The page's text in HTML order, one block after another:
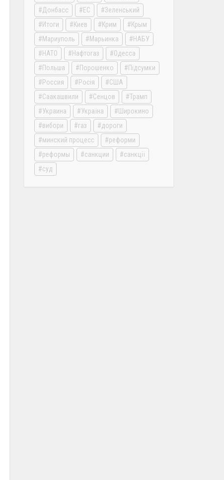
Донбасс
ЕС
Зеленський
Итоги
Киев Крим
Крым
Мариуполь
Марьинка
НАБУ
НАТО
Нафтогаз
Одесса
Польша
Порошенко
Підсумки
Россия
Росія
США
Саакашвили
Сенцов
Трамп
Украина
Україна
Широкино
вибори
газ
дороги
минский процесс
реформи
реформы
санкции
санкції
суд